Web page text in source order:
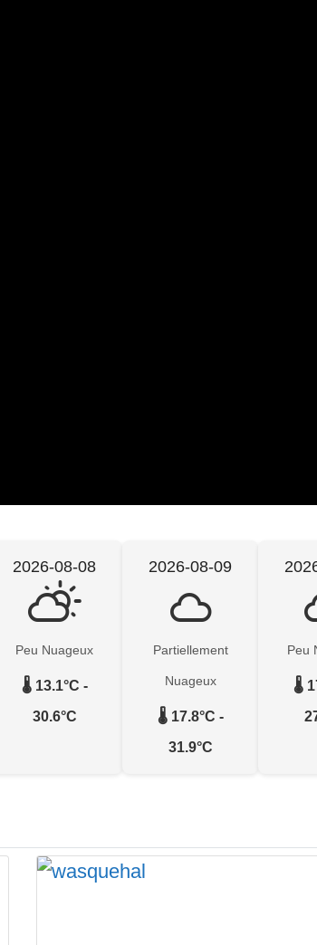
2026-08-08
Peu Nuageux
🌡️ 13.1°C -
30.6°C
2026-08-09
Partiellement
Nuageux
🌡️ 17.8°C -
31.9°C
Peu
🌡️